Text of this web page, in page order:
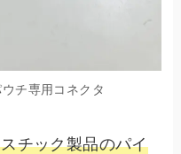
チ専用コネクタ
チック製品のパイ